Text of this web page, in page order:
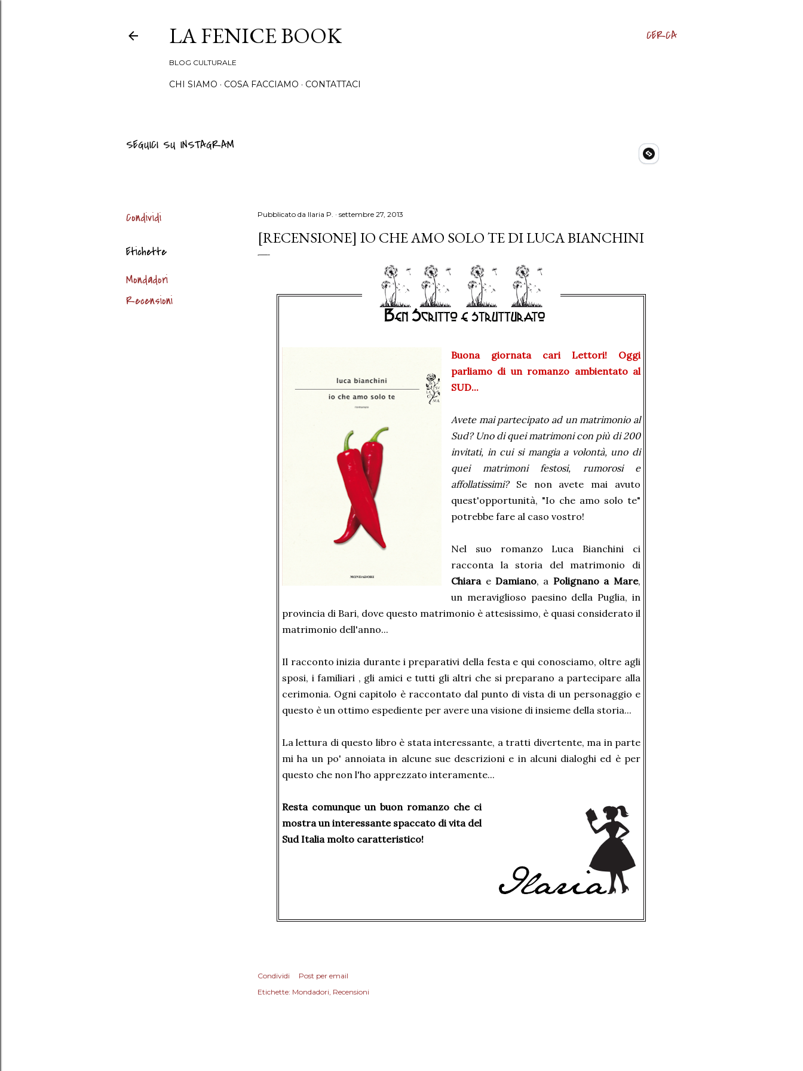
CERCA
LA FENICE BOOK
BLOG CULTURALE
CHI SIAMO COSA FACCIAMO CONTATTACI
SEGUICI SU INSTAGRAM
Condividi
Etichette
Mondadori
Recensioni
Pubblicato da Ilaria P. settembre 27, 2013
[RECENSIONE] IO CHE AMO SOLO TE DI LUCA BIANCHINI
Buona giornata cari Lettori! Oggi
parliamo di un romanzo ambientato al
SUD...
Avete mai partecipato ad un matrimonio al
Sud?Uno di quei matrimoni con più di 200
invitati, in cui si mangia a volontà, uno di
quei matrimoni festosi, rumorosi e
affollatissimi?Se non avete mai avuto
quest'opportunità, "Io che amo solo te"
potrebbe fare al caso vostro!
Nel suo romanzo Luca Bianchini ci
racconta la storia del matrimonio di
Chiarae Damiano, a Polignano a Mare,
un meraviglioso paesino della Puglia, in
provincia di Bari, dove questo matrimonio è attesissimo, è quasi considerato il
matrimonio dell'anno...
Il racconto inizia durante i preparativi della festa e qui conosciamo, oltre agli
sposi, i familiari , gli amici e tutti gli altri che si preparano a partecipare alla
cerimonia. Ogni capitolo è raccontato dal punto di vista di un personaggio e
questo è un ottimo espediente per avere una visione di insieme della storia...
La lettura di questo libro è stata interessante, a tratti divertente, ma in parte
mi ha un po' annoiata in alcune sue descrizioni e in alcuni dialoghi ed è per
questo che non l'ho apprezzato interamente...
Resta comunque un buon romanzo che ci
mostra un interessante spaccato di vita del
Sud Italia molto caratteristico!
Condividi
Post per email
Etichette: Mondadori Recensioni